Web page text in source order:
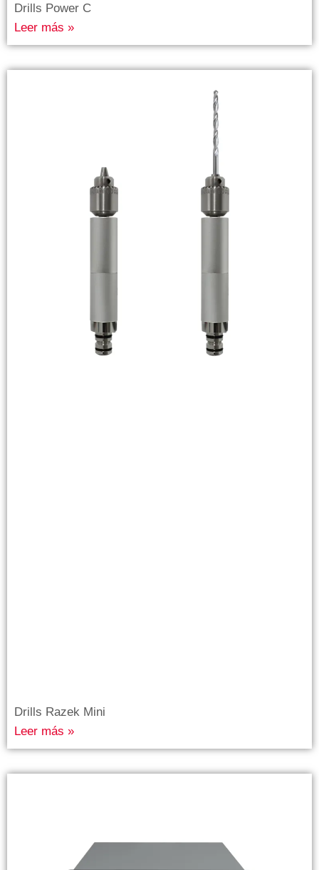
Drills Power C
Leer más »
Drills Razek Mini
Leer más »